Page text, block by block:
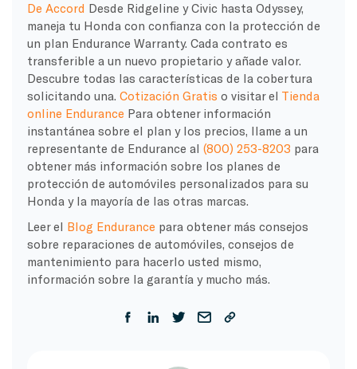
De Accord Desde Ridgeline y Civic hasta Odyssey,
maneja tu Honda con confianza con la protección de
un plan Endurance Warranty. Cada contrato es
transferible a un nuevo propietario y añade valor.
Descubre todas las características de la cobertura
solicitando una. Cotización Gratis o visitar el Tienda
online Endurance Para obtener información
instantánea sobre el plan y los precios, llame a un
representante de Endurance al (800) 253-8203 para
obtener más información sobre los planes de
protección de automóviles personalizados para su
Honda y la mayoría de las otras marcas.
Leer el Blog Endurance para obtener más consejos
sobre reparaciones de automóviles, consejos de
mantenimiento para hacerlo usted mismo,
información sobre la garantía y mucho más.